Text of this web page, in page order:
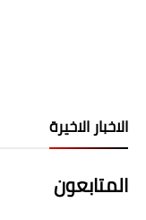
الاخبار الاخيرة
المتابعون